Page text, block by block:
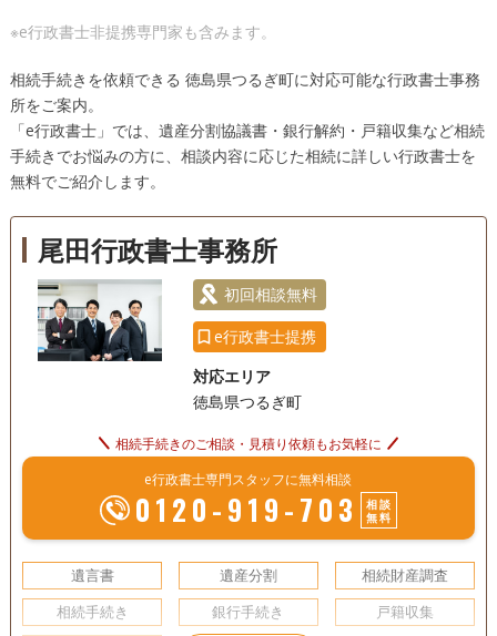
※e行政書士非提携専門家も含みます。
相続手続きを依頼できる 徳島県つるぎ町に対応可能な行政書士事務
所をご案内。
「e行政書士」では、遺産分割協議書・銀行解約・戸籍収集など相続
手続きでお悩みの方に、相談内容に応じた相続に詳しい行政書士を
無料でご紹介します。
尾田行政書士事務所
初回相談無料
e行政書士提携
対応エリア
徳島県つるぎ町
相続手続きのご相談・見積り依頼もお気軽に
e行政書士専門スタッフに無料相談
0120-919-703
相談
無料
遺言書 遺産分割
相続財産調査
相続手続き
銀行手続き
戸籍収集